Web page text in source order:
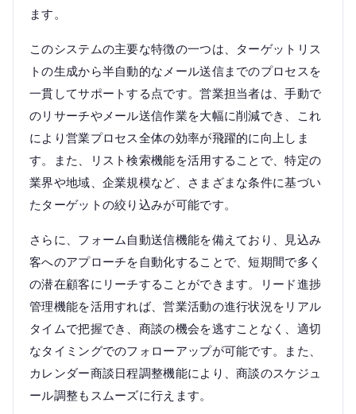
ます。
このシステムの主要な特徴の一つは、ターゲットリス
トの生成から半自動的なメール送信までのプロセスを
一貫してサポートする点です。営業担当者は、手動で
のリサーチやメール送信作業を大幅に削減でき、これ
により営業プロセス全体の効率が飛躍的に向上しま
す。また、リスト検索機能を活用することで、特定の
業界や地域、企業規模など、さまざまな条件に基づい
たターゲットの絞り込みが可能です。
さらに、フォーム自動送信機能を備えており、見込み
客へのアプローチを自動化することで、短期間で多く
の潜在顧客にリーチすることができます。リード進捗
管理機能を活用すれば、営業活動の進行状況をリアル
タイムで把握でき、商談の機会を逃すことなく、適切
なタイミングでのフォローアップが可能です。また、
カレンダー商談日程調整機能により、商談のスケジュ
ール調整もスムーズに行えます。